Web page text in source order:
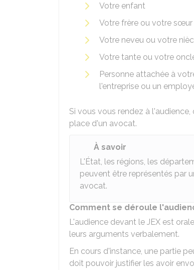
Votre enfant
Votre frère ou votre sœur
Votre neveu ou votre
Votre tante ou votre
Personne attachée à
l'entreprise ou un
Si vous vous rendez à
place d'un avocat.
À savoir
L'État, les régions, les
peuvent être représentés par
avocat.
Comment se déroule
L'audience devant le JEX est
leurs arguments verbalement.
En cours d'instance, une partie
doit pouvoir justifier les avoir